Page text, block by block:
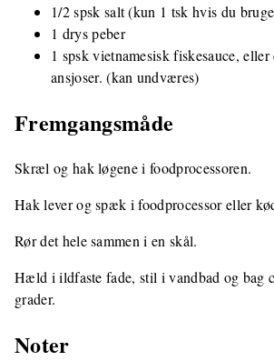
1/2 spsk salt (kun 1 tsk hvis du
1 drys peber
1 spsk vietnamesisk fiskesauce,
ansjoser. (kan undværes)
Fremgangsmåde
Skræl og hak løgene i foodprocessoren.
Hak lever og spæk i foodprocessor eller
Rør det hele sammen i en skål.
Hæld i ildfaste fade, stil i vandbad og bag
grader.
Noter